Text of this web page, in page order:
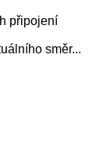
připojení
směr...